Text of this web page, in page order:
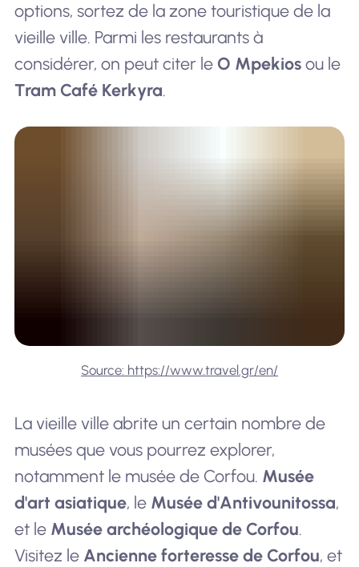
options, sortez de la zone touristique de la
vieille ville. Parmi les restaurants à
considérer, on peut citer le O Mpekiosou le
Tram Café Kerkyra.
Source: https://www.travel.gr/en/
La vieille ville abrite un certain nombre de
musées que vous pourrez explorer,
notamment le musée de Corfou. Musée
d'art asiatique, le Musée d'Antivounitossa,
et le Musée archéologique de Corfou.
Visitez le Ancienne forteresse de Corfou, et